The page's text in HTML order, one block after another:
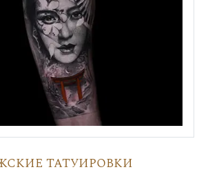
татуировки